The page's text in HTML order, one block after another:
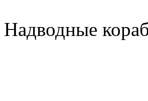
Надводные